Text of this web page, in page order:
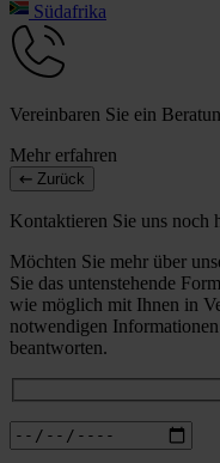
Südafrika
Vereinbaren Sie ein
Mehr erfahren
Zurück
Kontaktieren Sie uns noch
Möchten Sie mehr über
Sie das untenstehende
wie möglich mit Ihnen in
notwendigen
beantworten.